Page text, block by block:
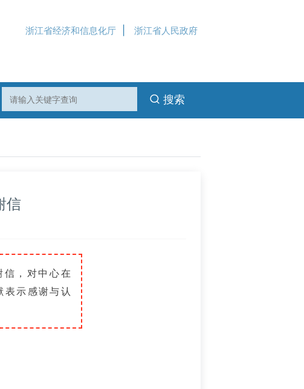
浙江省经济和信息化厅 浙江省人民政府
搜索
信
，对中心在
示感谢与认